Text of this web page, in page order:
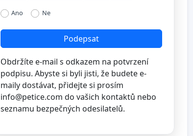
Ano Ne
Podepsat
Obdržíte e-mail s odkazem na potvrzení
podpisu. Abyste si byli jisti, že budete e-
maily dostávat, přidejte si prosím
info@petice.com do vašich kontaktů nebo
seznamu bezpečných odesilatelů.